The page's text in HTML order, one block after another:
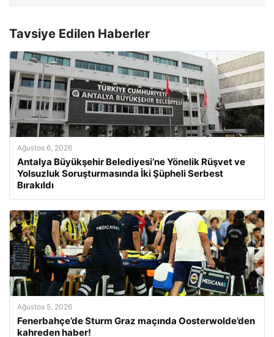
Tavsiye Edilen Haberler
Ağustos 6, 2026
Antalya Büyükşehir Belediyesi’ne Yönelik Rüşvet ve
Yolsuzluk Soruşturmasında İki Şüpheli Serbest
Bırakıldı
Ağustos 5, 2026
Fenerbahçe’de Sturm Graz maçında Oosterwolde’den
kahreden haber!